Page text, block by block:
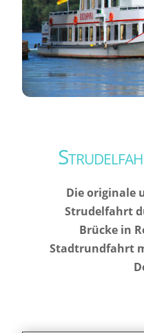
Die originale
Strudelfahrt
Brücke in
Stadtrundfahrt